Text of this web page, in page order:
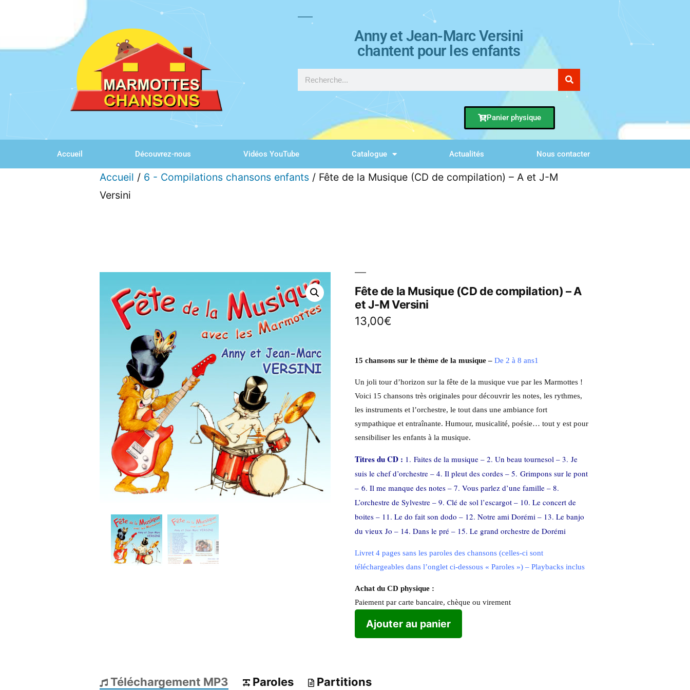
Anny et Jean-Marc Versini
chantent pour les enfants
Panier physique
Accueil Découvrez-nous Vidéos YouTube Catalogue Actualités Nous contacter
Accueil / 6 - Compilations chansons enfants / Fête de la Musique (CD de compilation) – A et J-M
Versini
Fête de la Musique (CD de compilation) – A
et J-M Versini
13,00€
15 chansons sur le thème de la musique –De 2 à 8 ans1
Un joli tour d’horizon sur la fête de la musique vue par les Marmottes !
Voici 15 chansons très originales pour découvrir les notes, les rythmes,
les instruments et l’orchestre, le tout dans une ambiance fort
sympathique et entraînante. Humour, musicalité, poésie… tout y est pour
sensibiliser les enfants à la musique.
Titres du CD : 1. Faites de la musique – 2. Un beau tournesol – 3. Je
suis le chef d’orchestre – 4. Il pleut des cordes – 5. Grimpons sur le pont
– 6. Il me manque des notes – 7. Vous parlez d’une famille – 8.
L’orchestre de Sylvestre – 9. Clé de sol l’escargot – 10. Le concert de
boites – 11. Le do fait son dodo – 12. Notre ami Dorémi – 13. Le banjo
du vieux Jo – 14. Dans le pré – 15. Le grand orchestre de Dorémi
Livret 4 pages sans les paroles des chansons (celles-ci sont
téléchargeables dans l’onglet ci-dessous « Paroles ») – Playbacks inclus
Achat du CD physique :
Paiement par carte bancaire, chèque ou virement
Ajouter au panier
Téléchargement MP3 Paroles Partitions